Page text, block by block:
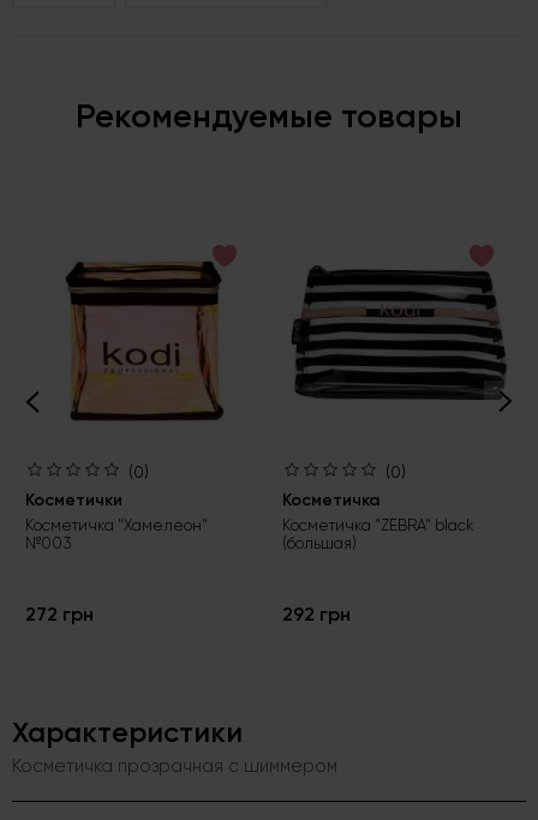
Рекомендуемые товары
(0)
Косметички
Косметичка "Хамелеон"
№003
272 грн
(0)
Косметичка
Косметичка "ZEBRA" black
(большая)
292 грн
Характеристики
Косметичка прозрачная с шиммером